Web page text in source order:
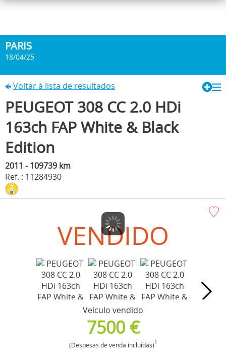
PARIS
18/04/25
Voltar à lista de resultados
PEUGEOT 308 CC 2.0 HDi
163ch FAP White & Black
Edition
2011 - 109739 km
Ref. : 11284930
VENDIDO
Veículo vendido
7500 €
(Despesas de venda incluídas)1